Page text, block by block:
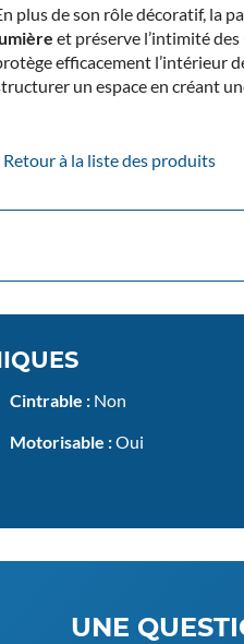
plus de son rôle décoratif, la
et préserve l’intimité des
efficacement l’intérieur
un espace en créant
Retour à la liste des produits
Cintrable : Non
Motorisable :Oui
UNE